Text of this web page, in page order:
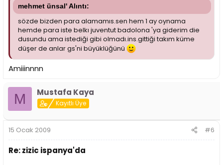
mehmet ünsal' Alıntı:
sözde bizden para alamamıs.sen hem 1 ay oynama
hemde para iste belkı juventut badolona 'ya giderim die
dusundu ama istediği gibi olmadı.ins.gittiği takım küme
düşer de anlar gs'ni büyüklüğünü
Amiiinnnn
M Mustafa Kaya
Kayıtlı Üye
15 Ocak 2009 #6
Re: zizic ispanya'da